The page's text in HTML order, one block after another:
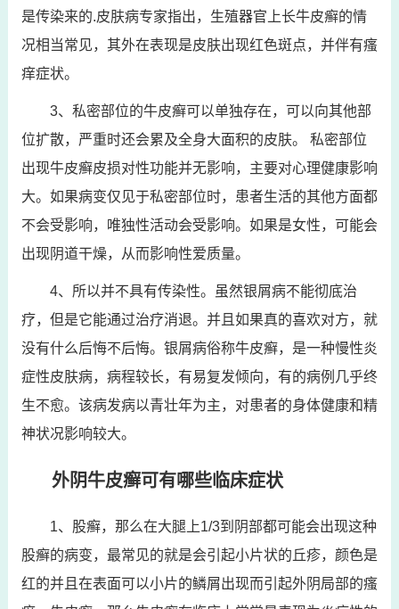
是传染来的.皮肤病专家指出，生殖器官上长牛皮癣的情
况相当常见，其外在表现是皮肤出现红色斑点，并伴有瘙
痒症状。
3、私密部位的牛皮癣可以单独存在，可以向其他部
位扩散，严重时还会累及全身大面积的皮肤。 私密部位
出现牛皮癣皮损对性功能并无影响，主要对心理健康影响
大。如果病变仅见于私密部位时，患者生活的其他方面都
不会受影响，唯独性活动会受影响。如果是女性，可能会
出现阴道干燥，从而影响性爱质量。
4、所以并不具有传染性。虽然银屑病不能彻底治
疗，但是它能通过治疗消退。并且如果真的喜欢对方，就
没有什么后悔不后悔。银屑病俗称牛皮癣，是一种慢性炎
症性皮肤病，病程较长，有易复发倾向，有的病例几乎终
生不愈。该病发病以青壮年为主，对患者的身体健康和精
神状况影响较大。
外阴牛皮癣可有哪些临床症状
1、股癣，那么在大腿上1/3到阴部都可能会出现这种
股癣的病变，最常见的就是会引起小片状的丘疹，颜色是
红的并且在表面可以小片的鳞屑出现而引起外阴局部的瘙